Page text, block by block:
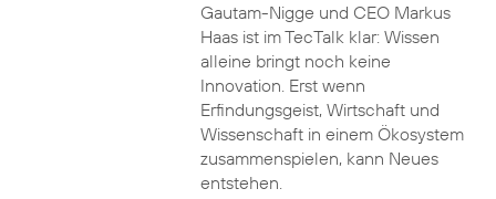
Gautam-Nigge und CEO Markus
Haas ist im TecTalk klar: Wissen
alleine bringt noch keine
Innovation. Erst wenn
Erfindungsgeist, Wirtschaft und
Wissenschaft in einem Ökosystem
zusammenspielen, kann Neues
entstehen.